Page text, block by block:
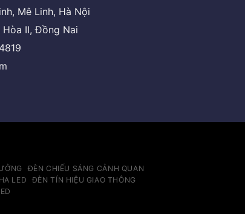
Mê Linh, Hà Nội
II, Đồng Nai
ĐÈN CHIẾU SÁNG CẢNH QUAN
LED
ĐÈN TÍN HIỆU GIAO THÔNG